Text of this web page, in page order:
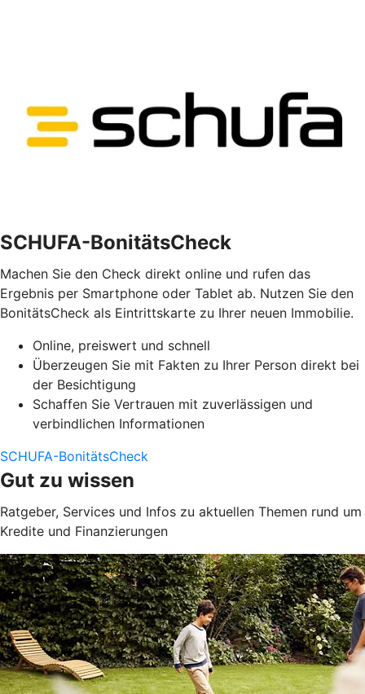
SCHUFA-BonitätsCheck
Machen Sie den Check direkt online und rufen das
Ergebnis per Smartphone oder Tablet ab. Nutzen Sie den
BonitätsCheck als Eintrittskarte zu Ihrer neuen Immobilie.
Online, preiswert und schnell
Überzeugen Sie mit Fakten zu Ihrer Person direkt bei
der Besichtigung
Schaffen Sie Vertrauen mit zuverlässigen und
verbindlichen Informationen
SCHUFA-BonitätsCheck
Gut zu wissen
Ratgeber, Services und Infos zu aktuellen Themen rund um
Kredite und Finanzierungen